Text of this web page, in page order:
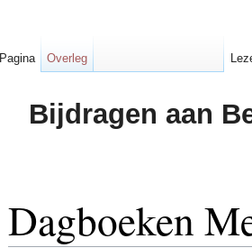
Bijdragen aan
Dagboeken
Pagina Overleg